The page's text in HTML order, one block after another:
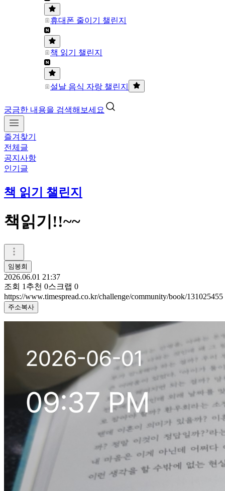
휴대폰 줄이기 챌린지
책 읽기 챌린지
설날 음식 자랑 챌린지
궁금한 내용을 검색해보세요
즐겨찾기
전체글
공지사항
인기글
책 읽기 챌린지
책읽기!!~~
임봉희
2026.06.01 21:37
조회 1 추천 0스크랩 0
https://www.timespread.co.kr/challenge/community/book/131025455
주소복사